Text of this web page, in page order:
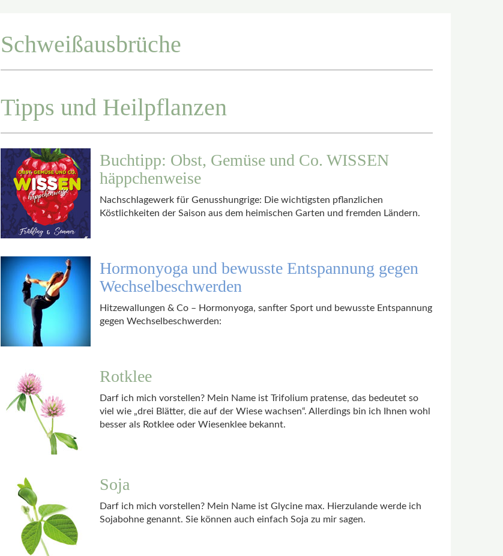
Schweißausbrüche
Tipps und Heilpflanzen
Buchtipp: Obst, Gemüse und Co. WISSEN
häppchenweise
Nachschlagewerk für Genusshungrige: Die wichtigsten pflanzlichen
Köstlichkeiten der Saison aus dem heimischen Garten und fremden Ländern.
Hormonyoga und bewusste Entspannung gegen
Wechselbeschwerden
Hitzewallungen & Co – Hormonyoga, sanfter Sport und bewusste Entspannung
gegen Wechselbeschwerden:
Rotklee
Darf ich mich vorstellen? Mein Name ist Trifolium pratense, das bedeutet so
viel wie „drei Blätter, die auf der Wiese wachsen“. Allerdings bin ich Ihnen wohl
besser als Rotklee oder Wiesenklee bekannt.
Soja
Darf ich mich vorstellen? Mein Name ist Glycine max. Hierzulande werde ich
Sojabohne genannt. Sie können auch einfach Soja zu mir sagen.